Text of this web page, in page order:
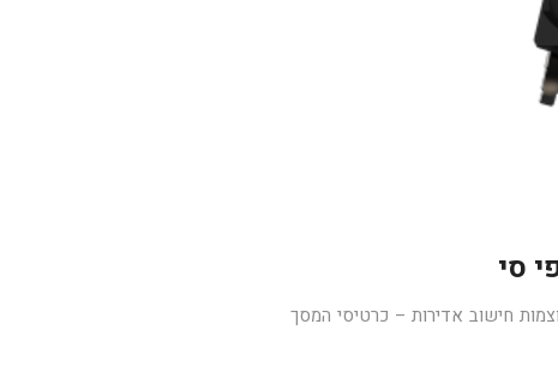
חישוב אדירות – כרטיסי המסך